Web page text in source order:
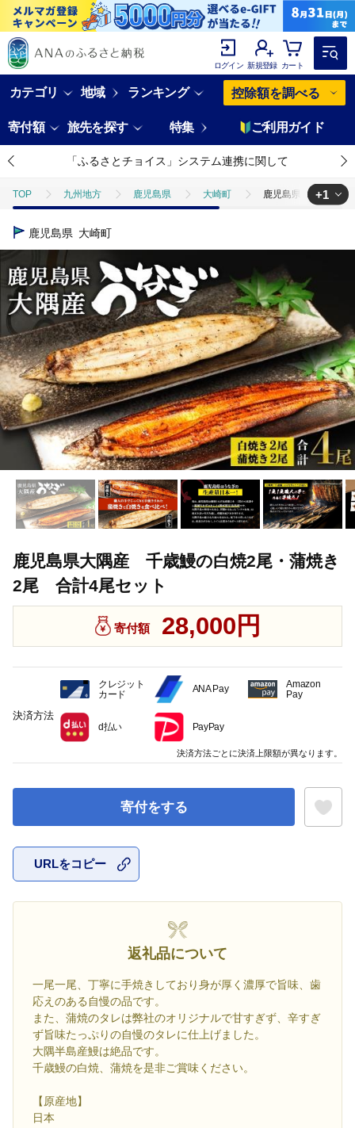
ログイン 新規登録 カート
カテゴリ 地域 ランキング 控除額を調べる
寄付額 旅先を探す 特集 ご利用ガイド
「ふるさとチョイス」システム連携に関して
TOP 九州地方 鹿児島県 大崎町 鹿児島県大隅産 千
TOP
+1
鹿児島県 大崎町
鹿児島県大隅産 千歳鰻の白焼2尾・蒲焼き
2尾 合計4尾セット
寄付額 28,000円
寄付をする
URLをコピー
返礼品について
一尾一尾、丁寧に手焼きしており身が厚く濃厚で旨味、歯
応えのある自慢の品です。
また、蒲焼のタレは弊社のオリジナルで甘すぎず、辛すぎ
ず旨味たっぷりの自慢のタレに仕上げました。
大隅半島産鰻は絶品です。
千歳鰻の白焼、蒲焼を是非ご賞味ください。
【原産地】
日本
決済方法
クレジット
カード
ANA Pay
Amazon
Pay
d払い PayPay
決済方法ごとに決済上限額が異なります。